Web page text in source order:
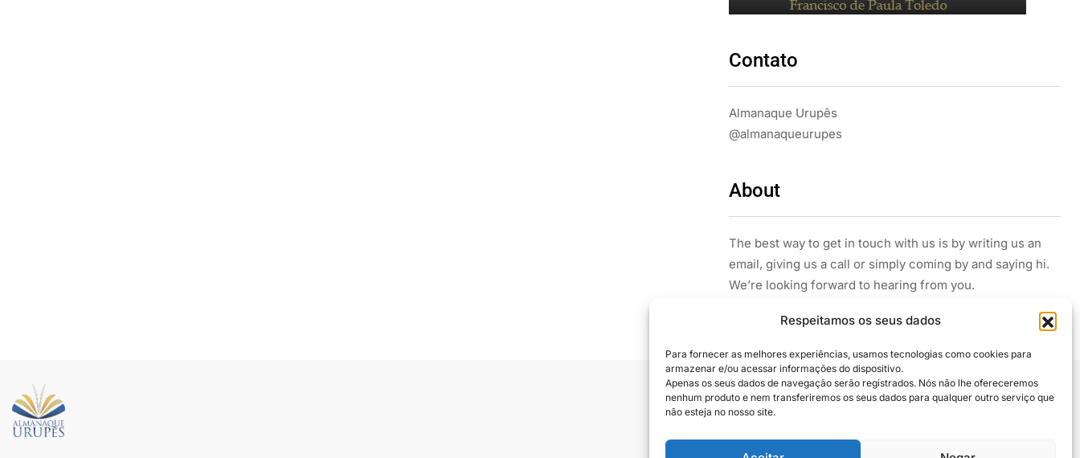
Respeitamos os seus dados
Para fornecer as melhores experiências, usamos tecnologias como cookies para
armazenar e/ou acessar informações do dispositivo.
Apenas os seus dados de navegação serão registrados. Nós não lhe ofereceremos
nenhum produto e nem transferiremos os seus dados para qualquer outro serviço que
não esteja no nosso site.
Contato
Almanaque Urupês
@almanaqueurupes
About
The best way to get in touch with us is by writing us an
email, giving us a call or simply coming by and saying hi.
We’re looking forward to hearing from you.
Siga e compartilhe